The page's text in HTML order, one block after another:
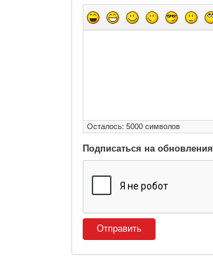
Осталось: 5000 символов
Подписаться на обновления
Отправить